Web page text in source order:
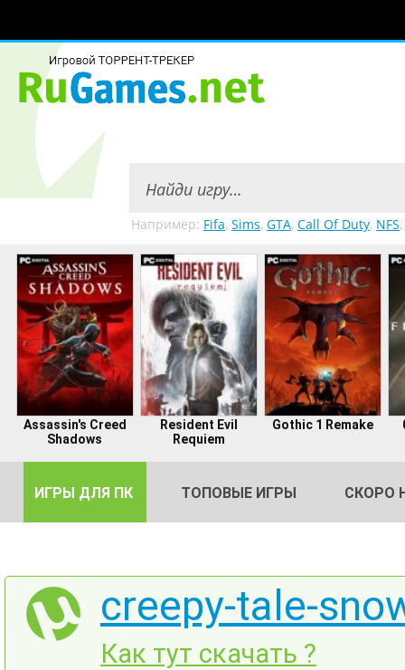
Например: Fifa, Sims, GTA, Call Of Duty, NFS,
Assassin's Creed
Shadows
Resident Evil
Requiem
Gothic 1 Remake
ИГРЫ ДЛЯ ПК ТОПОВЫЕ ИГРЫ СКОРО
creepy-tale-
Как тут скачать ?